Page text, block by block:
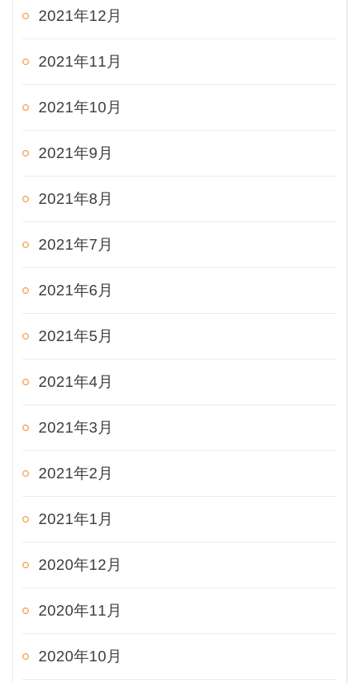
2021年12月
2021年11月
2021年10月
2021年9月
2021年8月
2021年7月
2021年6月
2021年5月
2021年4月
2021年3月
2021年2月
2021年1月
2020年12月
2020年11月
2020年10月